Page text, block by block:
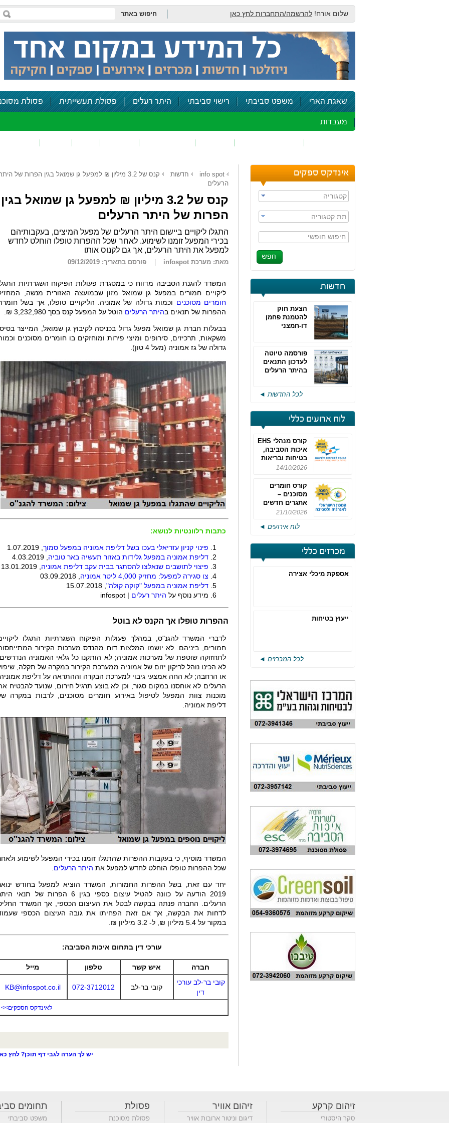
שלום אורח! להרשמה/התחברות לחץ כאן חיפוש באתר
שאגת הארי משפט סביבתי רישוי סביבתי היתר רעלים פסולת תעשייתית פסולת
מעבדות
אינדקס ספקים
קטגוריה
תת קטגוריה
חיפוש חופשי
חדשות
הצעת חוק
להטמנת פחמן
דו-חמצני
פורסמה טיוטה
לעדכון התנאים
בהיתר הרעלים
לכל החדשות ◄
לוח ארועים כללי
קורס מנהלי EHS
איכות הסביבה,
בטיחות ובריאות
תעסוקתית
14/10/2026
קורס חומרים
מסוכנים –
אתגרים חדשים
והערכות לחוק
מחזור 4
21/10/2026
לוח אירועים ◄
מכרזים כללי
אספקת מיכלי אצירה
ייעוץ בטיחות
לכל המכרזים ◄
info spot חדשות
קנס של 3.2 מיליון ₪ למפעל גן שמואל בגין הפרות של
הרעלים
קנס של 3.2 מיליון ₪ למפעל גן שמואל בגין
הפרות של היתר הרעלים
התגלו ליקויים ביישום היתר הרעלים של מפעל המיצים, בעקבותיהם
בכירי המפעל זומנו לשימוע. לאחר שכל ההפרות טופלו הוחלט לחדש
למפעל את היתר הרעלים, אך גם לקנוס אותו
מאת: מערכת infospot פורסם בתאריך: 09/12/2019
המשרד להגנת הסביבה מדווח כי במסגרת פעולות הפיקוח השגרתיות
ליקויים חמורים במפעל גן שמואל מזון שבמועצה האזורית מנשה,
חומרים מסוכנים וכמות גדולה של אמוניה. הליקויים טופלו, אך בשל
ההפרות של תנאים בהיתר הרעלים הוטל על המפעל קנס בסך 3,232,980 ₪.
בבעלות חברת גן שמואל מפעל גדול בכניסה לקיבוץ גן שמואל, המייצר
משקאות, תרכיזים, סירופים ומיצי פירות ומוחזקים בו חומרים מסוכנים
גדולה של גז אמוניה (מעל 4 טון).
כתבות רלוונטיות לנושא:
פינוי קניון עזריאלי בעכו בשל דליפת אמוניה במפעל סמוך
דליפת אמוניה במפעל גלידות באזור תעשיה באר טוביה
פיצוי לתושבים שנאלצו להסתגר בבית עקב דליפת אמוניה
צו סגירה למפעל: מחזיק 4,000 ליטר אמוניה
דליפת אמוניה במפעל "קוקה קולה"
מידע נוסף על היתר רעלים |
infospot
ההפרות טופלו אך הקנס לא בוטל
לדברי המשרד להגנ"ס, במהלך פעולות הפיקוח השגרתיות התגלו
חמורים, ביניהם: לא יושמו המלצות דוח מהנדס מערכות הקירור
לתחזוקה שוטפת של מערכות אמוניה; לא הותקנו כל גלאי האמוניה
לא הכינו נוהל לריקון יזום של אמוניה ממערכת הקירור במקרה של תקלה,
או הרחבה; לא החה אמצעי גיבוי למערכת הבקרה וההתראה על דליפת
הרעלים לא אוחסנו במקום סגור, וכן לא בוצע תרגיל חירום, שנועד להבטיח
מוכנות צוות המפעל לטיפול באירוע חומרים מסוכנים, לרבות במקרה
דליפת אמוניה.
המשרד מוסיף, כי בעקבות ההפרות שהתגלו זומנו בכירי המפעל לשימוע
שכל ההפרות טופלו הוחלט לחדש למפעל את היתר הרעלים
יחד עם זאת, בשל ההפרות החמורות, המשרד הוציא למפעל בחודש
2019 הודעה על כוונה להטיל עיצום כספי בגין 6 הפרות של תנאי
הרעלים. החברה פנתה בבקשה לבטל את העיצום הכספי, אך המשרד
לדחות את הבקשה, אך אם זאת הפחיתו את גובה העיצום הכספי
במקור על 5.4 מיליון ₪, ל- 3.2 מיליון ₪.
עורכי דין בתחום איכות הסביבה:
חברה איש קשר טלפון
מייל
קובי בר-לב עורכי
דין
קובי בר-לב 072-3712012
KB@infospot.co.il
לאינדקס הספקים>>
יש לך הערה לגבי דף תוכן? לחץ
זיהום קרקע
סקר היסטורי
זיהום אוויר
דיגום וניטור ארובות אוויר
פסולת
פסולת מסוכנת
תחומים
משפט סביבתי